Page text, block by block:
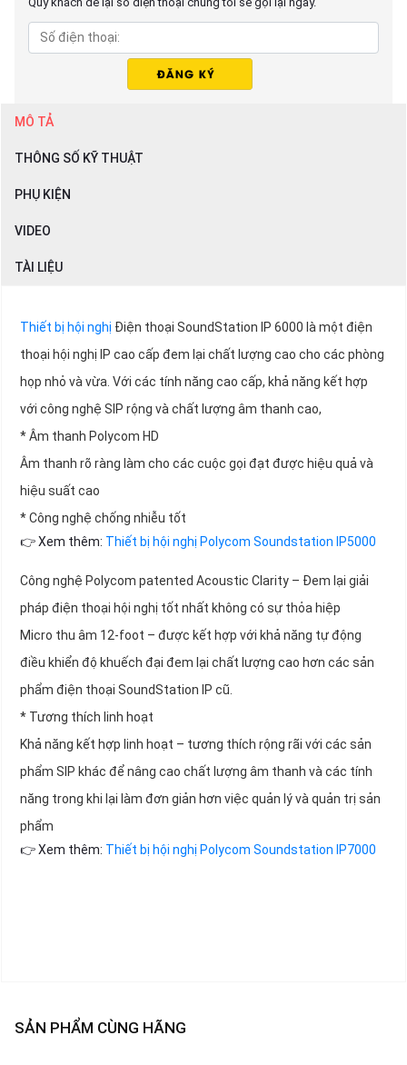
MÔ TẢ
THÔNG SỐ KỸ THUẬT
PHỤ KIỆN
VIDEO
TÀI LIỆU
Thiết bị hội nghị Điện thoại SoundStation IP 6000 là một điện
thoại hội nghị IP cao cấp đem lại chất lượng cao cho các phòng
họp nhỏ và vừa. Với các tính năng cao cấp, khả năng kết hợp
với công nghệ SIP rộng và chất lượng âm thanh cao,
* Âm thanh Polycom HD
Âm thanh rõ ràng làm cho các cuộc gọi đạt được hiệu quả và
hiệu suất cao
* Công nghệ chống nhiễu tốt
👉 Xem thêm: Thiết bị hội nghị Polycom Soundstation IP5000
Công nghệ Polycom patented Acoustic Clarity – Đem lại giải
pháp điện thoại hội nghị tốt nhất không có sự thỏa hiệp
Micro thu âm 12-foot – được kết hợp với khả năng tự động
điều khiển độ khuếch đại đem lại chất lượng cao hơn các sản
phẩm điện thoại SoundStation IP cũ.
* Tương thích linh hoạt
Khả năng kết hợp linh hoạt – tương thích rộng rãi với các sản
phẩm SIP khác để nâng cao chất lượng âm thanh và các tính
năng trong khi lại làm đơn giản hơn việc quản lý và quản trị sản
phẩm
👉 Xem thêm: Thiết bị hội nghị Polycom Soundstation IP7000
SẢN PHẨM CÙNG HÃNG